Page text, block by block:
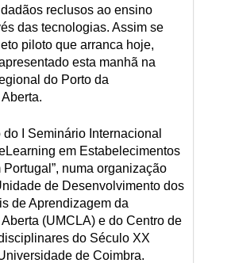
reclusos ao ensino
das tecnologias. Assim se
piloto que arranca hoje,
esta manhã na
do Porto da
I Seminário Internacional
em Estabelecimentos
numa organização
de Desenvolvimento dos
de Aprendizagem da
(UMCLA) e do Centro de
do Século XX
de Coimbra.